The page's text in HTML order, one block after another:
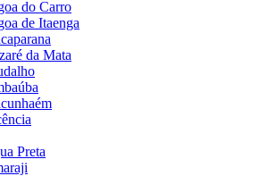
do Carro
de Itaenga
da Mata
Preta